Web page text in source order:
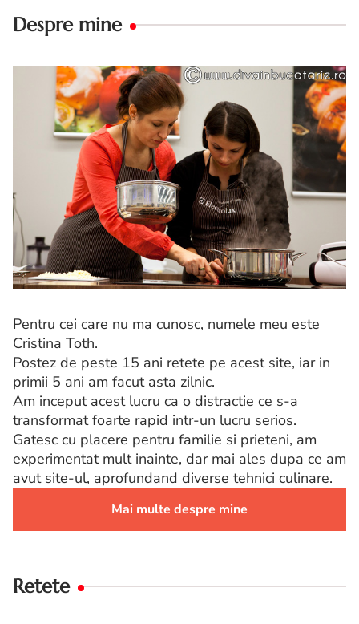
Despre mine
Pentru cei care nu ma cunosc, numele meu este
Cristina Toth.
Postez de peste 15 ani retete pe acest site, iar in
primii 5 ani am facut asta zilnic.
Am inceput acest lucru ca o distractie ce s-a
transformat foarte rapid intr-un lucru serios.
Gatesc cu placere pentru familie si prieteni, am
experimentat mult inainte, dar mai ales dupa ce am
avut site-ul, aprofundand diverse tehnici culinare.
Mai multe despre mine
Retete